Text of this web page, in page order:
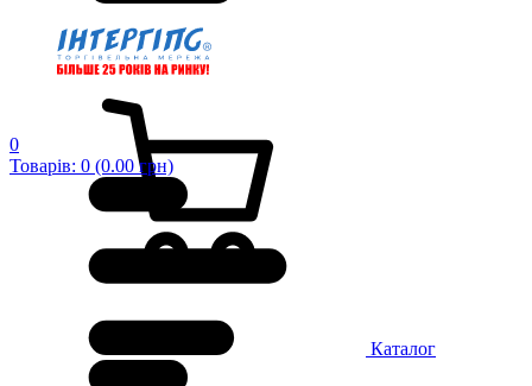
0
Товарів: 0 (0.00 грн)
Каталог